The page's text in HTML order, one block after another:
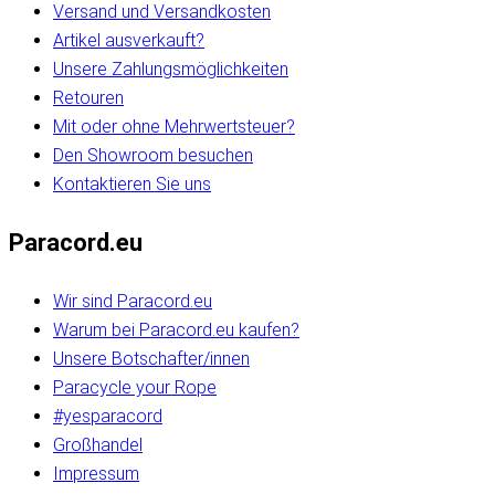
Versand und Versandkosten
Artikel ausverkauft?
Unsere Zahlungsmöglichkeiten
Retouren
Mit oder ohne Mehrwertsteuer?
Den Showroom besuchen
Kontaktieren Sie uns
Paracord.eu
Wir sind Paracord.eu
Warum bei Paracord.eu kaufen?
Unsere Botschafter/innen
Paracycle your Rope
#yesparacord
Großhandel
Impressum